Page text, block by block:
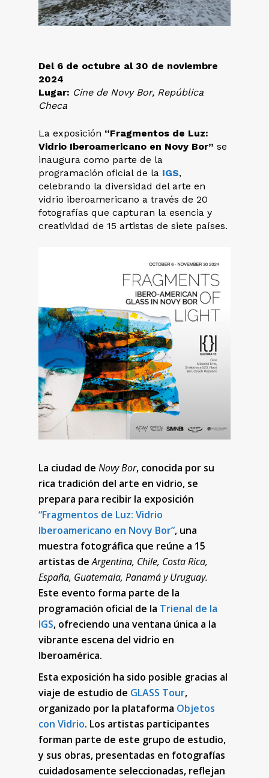
Del 6 de octubre al 30 de noviembre
2024
Lugar: Cine de Novy Bor, República
Checa
La exposición “Fragmentos de Luz:
Vidrio Iberoamericano en Novy Bor” se
inaugura como parte de la
programación oficial de la IGS,
celebrando la diversidad del arte en
vidrio iberoamericano a través de 20
fotografías que capturan la esencia y
creatividad de 15 artistas de siete países.
La ciudad deNovy Bor, conocida por su
rica tradición del arte en vidrio, se
prepara para recibir la exposición
“Fragmentos de Luz: Vidrio
Iberoamericano en Novy Bor”, una
muestra fotográfica que reúne a 15
artistas deArgentina, Chile, Costa Rica,
España, Guatemala, Panamá y Uruguay.
Este evento forma parte de la
programación oficial de la Trienal de la
IGS, ofreciendo una ventana única a la
vibrante escena del vidrio en
Iberoamérica.
Esta exposición ha sido posible gracias al
viaje de estudio de GLASS Tour,
organizado por la plataforma Objetos
con Vidrio. Los artistas participantes
forman parte de este grupo de estudio,
y sus obras, presentadas en fotografías
cuidadosamente seleccionadas, reflejan